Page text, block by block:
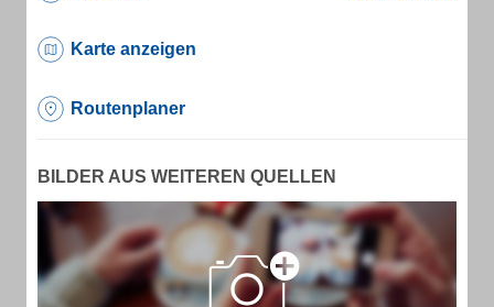
Karte anzeigen
Routenplaner
BILDER AUS WEITEREN QUELLEN